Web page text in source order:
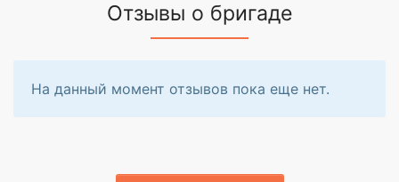
Отзывы о бригаде
На данный момент отзывов пока еще нет.